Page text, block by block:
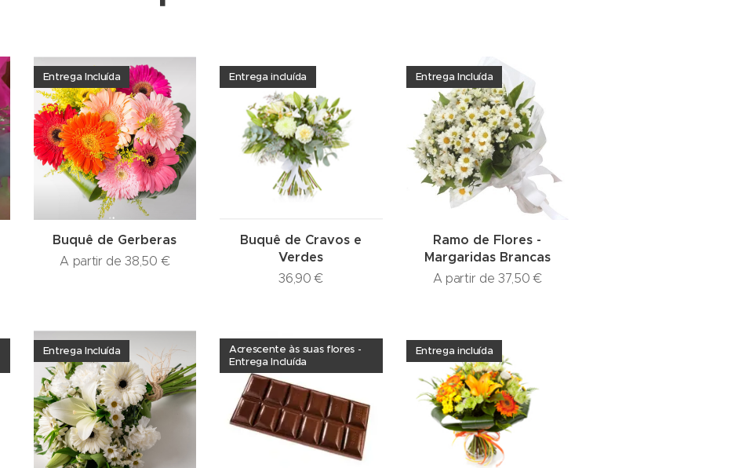
Buquê de Gerberas
Entrega Incluída
A partir de38,50 €
Buquê de Cravos e
Verdes
Entrega incluída
36,90 €
Ramo de Flores -
Margaridas Brancas
Entrega Incluída
A partir de 37,50 €
Entrega Incluída
Acrescente às suas flores -
Entrega Incluída
Entrega incluída